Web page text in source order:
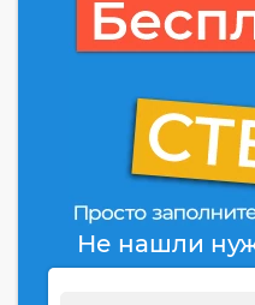
Не нашли